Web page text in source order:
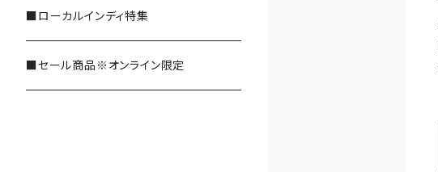
・OTHER(LOUD/JUNK/RAP/ et
c...)
■ローカルインディ特集
■セール商品※オンライン限定